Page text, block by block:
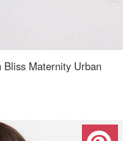
Bliss Maternity Urban